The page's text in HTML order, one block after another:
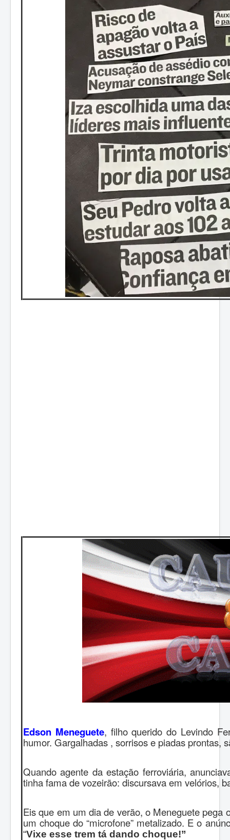
Edson Meneguete, filho querido do Levindo
humor. Gargalhadas , sorrisos e piadas prontas,
Quando agente da estação ferroviária,
tinha fama de vozeirão: discursava em velórios,
Eis que em um dia de verão, o Meneguete
um choque do “microfone” metalizado. E o
“Vixe esse trem tá dando choque!”